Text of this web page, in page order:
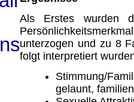
Als Erstes wurden
unterzogen und zu 8
folgt interpretiert
Stimmung/
gelaunt,